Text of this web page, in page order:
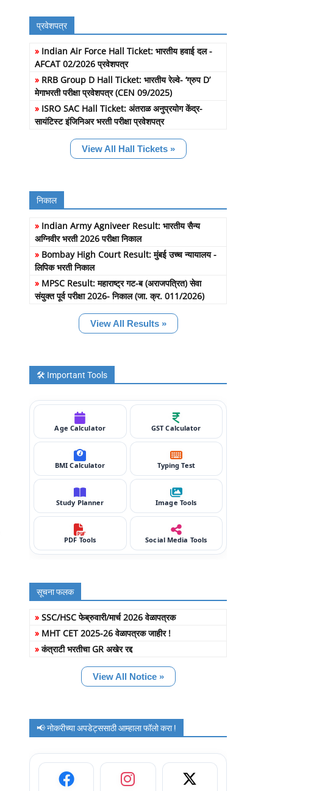
प्रवेशपत्र
» Indian Air Force Hall Ticket: भारतीय हवाई दल -
AFCAT 02/2026 प्रवेशपत्र
» RRB Group D Hall Ticket: भारतीय रेल्वे- ‘ग्रुप D’
मेगाभरती परीक्षा प्रवेशपत्र (CEN 09/2025)
» ISRO SAC Hall Ticket: अंतराळ अनुप्रयोग केंद्र-
सायंटिस्ट इंजिनिअर भरती परीक्षा प्रवेशपत्र
View All Hall Tickets »
निकाल
» Indian Army Agniveer Result: भारतीय सैन्य
अग्निवीर भरती 2026 परीक्षा निकाल
» Bombay High Court Result: मुंबई उच्च न्यायालय -
लिपिक भरती निकाल
» MPSC Result: महाराष्ट्र गट-ब (अराजपत्रित) सेवा
संयुक्त पूर्व परीक्षा 2026- निकाल (जा. क्र. 011/2026)
View All Results »
🛠️ Important Tools
Age Calculator GST Calculator
BMI Calculator Typing Test
Study Planner Image Tools
PDF Tools Social Media Tools
सूचना फलक
» SSC/HSC फेब्रुवारी/मार्च 2026 वेळापत्रक
» MHT CET 2025-26 वेळापत्रक जाहीर !
»कंत्राटी भरतीचा GR अखेर रद्द
View All Notice »
📢 नोकरीच्या अपडेट्ससाठी आम्हाला फॉलो करा !